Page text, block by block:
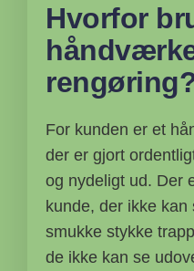
Hvorfor
For kunden er et
der er gjort
og nydeligt ud. Der
kunde, der ikke
smukke stykke
de ikke kan se